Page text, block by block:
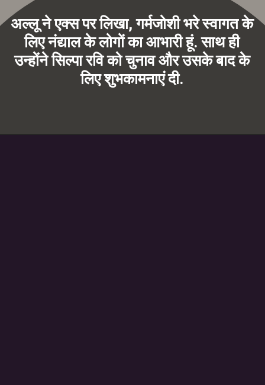
अल्लू ने एक्स पर लिखा, गर्मजोशी भरे स्वागत के
लिए नंद्याल के लोगों का आभारी हूं. साथ ही
उन्होंने सिल्पा रवि को चुनाव और उसके बाद के